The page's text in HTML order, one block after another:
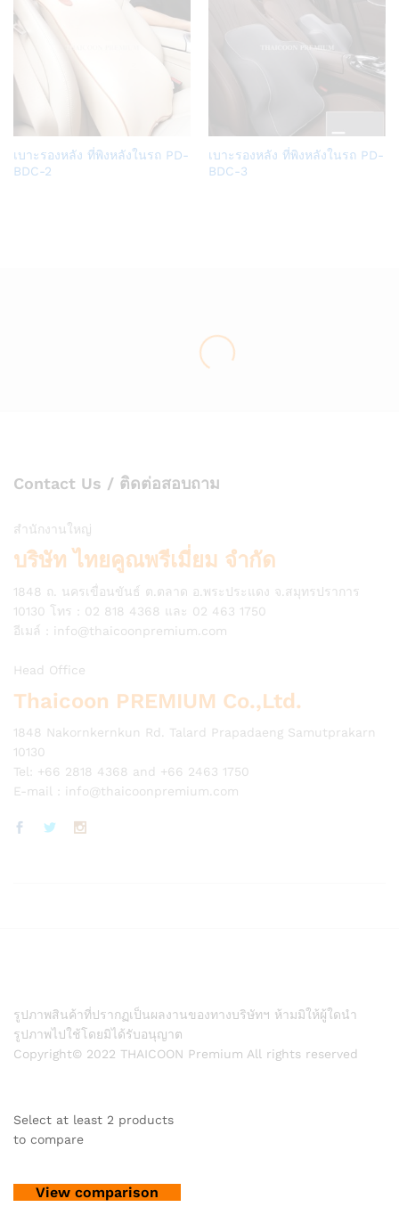
Add
เบาะรองหลัง ที่พิงหลังในรถ PD-
BDC-2
Add
เบาะรองหลัง ที่พิงหลังในรถ PD-
BDC-3
Contact Us / ติดต่อสอบถาม
สำนักงานใหญ่
บริษัท ไทยคูณพรีเมี่ยม จำกัด
1848 ถ. นครเขื่อนขันธ์ ต.ตลาด อ.พระประแดง จ.สมุทรปราการ
10130 โทร : 02 818 4368 และ 02 463 1750
อีเมล์ : info@thaicoonpremium.com
Head Office
Thaicoon PREMIUM Co.,Ltd.
1848 Nakornkernkun Rd. Talard Prapadaeng Samutprakarn
10130
Tel: +66 2818 4368 and +66 2463 1750
E-mail : info@thaicoonpremium.com
รูปภาพสินค้าที่ปรากฏเป็นผลงานของทางบริษัทฯ ห้ามมิให้ผู้ใดนำ
รูปภาพไปใช้โดยมิได้รับอนุญาต
Copyright© 2022 THAICOON Premium All rights reserved
Select at least 2 products
to compare
View comparison